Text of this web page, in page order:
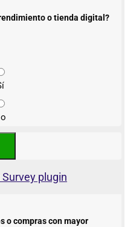
o tienda digital?
plugin
o compras con mayor